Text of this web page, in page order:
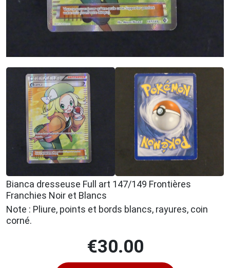
Bianca dresseuse Full art 147/149 Frontières
Franchies Noir et Blancs
Note : Pliure, points et bords blancs, rayures, coin
corné.
€30.00